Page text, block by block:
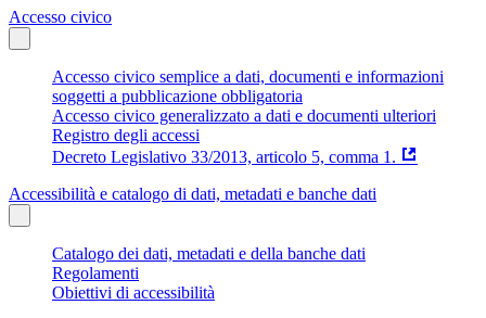
Accesso civico
Accesso civico semplice a dati, documenti e informazioni
soggetti a pubblicazione obbligatoria
Accesso civico generalizzato a dati e documenti ulteriori
Registro degli accessi
Decreto Legislativo 33/2013, articolo 5, comma 1.
Accessibilità e catalogo di dati, metadati e banche dati
Catalogo dei dati, metadati e della banche dati
Regolamenti
Obiettivi di accessibilità